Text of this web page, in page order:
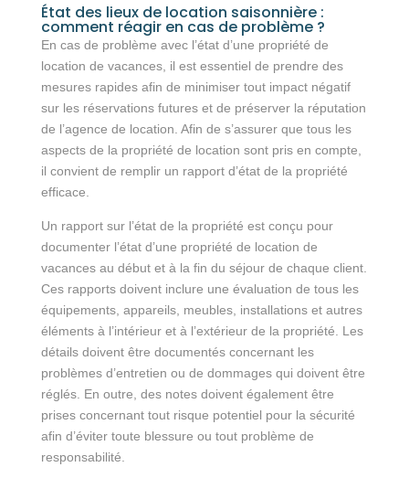
État des lieux de location saisonnière :
comment réagir en cas de problème ?
En cas de problème avec l’état d’une propriété de
location de vacances, il est essentiel de prendre des
mesures rapides afin de minimiser tout impact négatif
sur les réservations futures et de préserver la réputation
de l’agence de location. Afin de s’assurer que tous les
aspects de la propriété de location sont pris en compte,
il convient de remplir un rapport d’état de la propriété
efficace.
Un rapport sur l’état de la propriété est conçu pour
documenter l’état d’une propriété de location de
vacances au début et à la fin du séjour de chaque client.
Ces rapports doivent inclure une évaluation de tous les
équipements, appareils, meubles, installations et autres
éléments à l’intérieur et à l’extérieur de la propriété. Les
détails doivent être documentés concernant les
problèmes d’entretien ou de dommages qui doivent être
réglés. En outre, des notes doivent également être
prises concernant tout risque potentiel pour la sécurité
afin d’éviter toute blessure ou tout problème de
responsabilité.